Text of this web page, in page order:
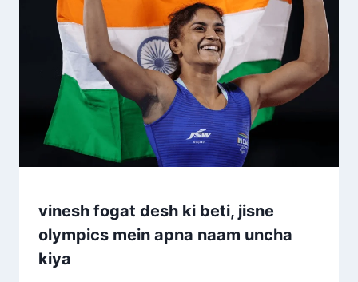
vinesh fogat desh ki beti, jisne
olympics mein apna naam uncha
kiya